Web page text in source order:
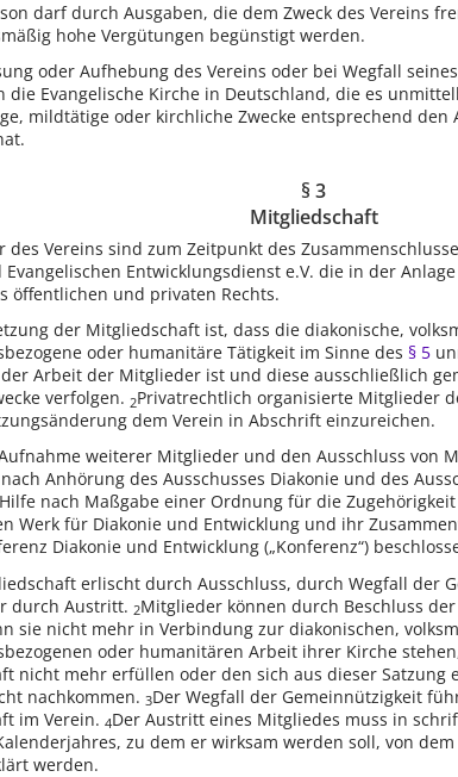
darf durch Ausgaben, die dem Zweck des Vereins
hohe Vergütungen begünstigt werden.
oder Aufhebung des Vereins oder bei Wegfall
die Evangelische Kirche in Deutschland, die es
mildtätige oder kirchliche Zwecke entsprechend den
§ 3
Mitgliedschaft
des Vereins sind zum Zeitpunkt des
Evangelischen Entwicklungsdienst e.V. die in der
öffentlichen und privaten Rechts.
der Mitgliedschaft ist, dass die diakonische,
oder humanitäre Tätigkeit im Sinne des§ 5
der Arbeit der Mitglieder ist und diese ausschließlich
verfolgen. 2Privatrechtlich organisierte Mitglieder
dem Verein in Abschrift einzureichen.
weiterer Mitglieder und den Ausschluss von
Anhörung des Ausschusses Diakonie und des
nach Maßgabe einer Ordnung für die
Werk für Diakonie und Entwicklung und ihr
Diakonie und Entwicklung („Konferenz“)
erlischt durch Ausschluss, durch Wegfall der
durch Austritt. 2Mitglieder können durch Beschluss
sie nicht mehr in Verbindung zur diakonischen,
oder humanitären Arbeit ihrer Kirche
nicht mehr erfüllen oder den sich aus dieser Satzung
nachkommen.3Der Wegfall der Gemeinnützigkeit
im Verein.4Der Austritt eines Mitgliedes muss in
zu dem er wirksam werden soll, von
werden.